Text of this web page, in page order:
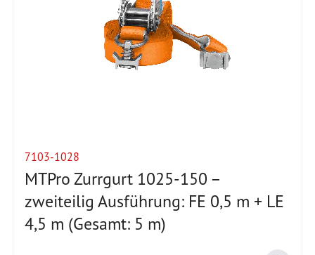
7103-1028
MTPro Zurrgurt 1025-150 –
zweiteilig Ausführung: FE 0,5 m + LE
4,5 m (Gesamt: 5 m)